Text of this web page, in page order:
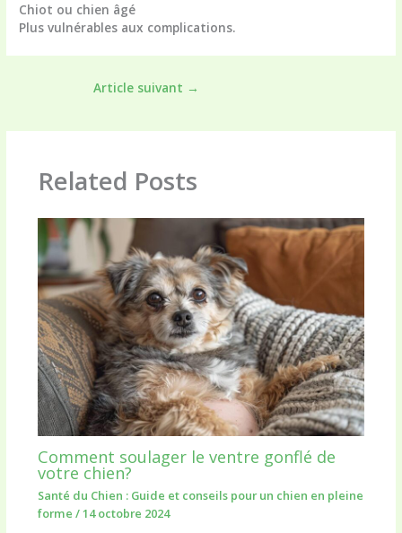
Chiot ou chien âgé
Plus vulnérables aux complications.
Article suivant →
Related Posts
Comment soulager le ventre gonflé de
votre chien?
Santé du Chien : Guide et conseils pour un chien en pleine
forme /14 octobre 2024